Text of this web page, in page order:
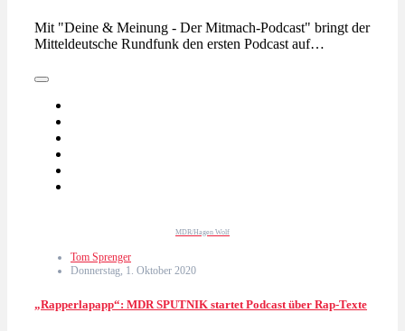
Mit "Deine & Meinung - Der Mitmach-Podcast" bringt der
Mitteldeutsche Rundfunk den ersten Podcast auf…
MDR/Hagen Wolf
Tom Sprenger
Donnerstag, 1. Oktober 2020
„Rapperlapapp“: MDR SPUTNIK startet Podcast über Rap-Texte